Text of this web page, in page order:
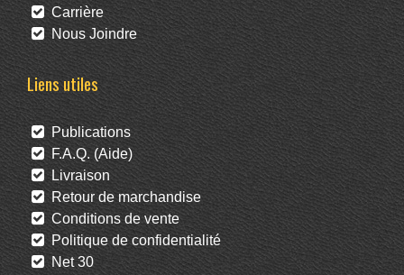
Carrière
Nous Joindre
Liens utiles
Publications
F.A.Q. (Aide)
Livraison
Retour de marchandise
Conditions de vente
Politique de confidentialité
Net 30